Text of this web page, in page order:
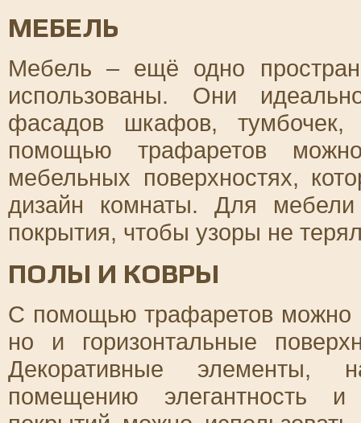
МЕБЕЛЬ
Мебель – ещё одно
использованы. Они
фасадов шкафов,
помощью трафаретов
мебельных поверхностях,
дизайн комнаты. Для
покрытия, чтобы узоры не
ПОЛЫ И КОВРЫ
С помощью трафаретов можно
но и горизонтальные
Декоративные элементы,
помещению элегантность